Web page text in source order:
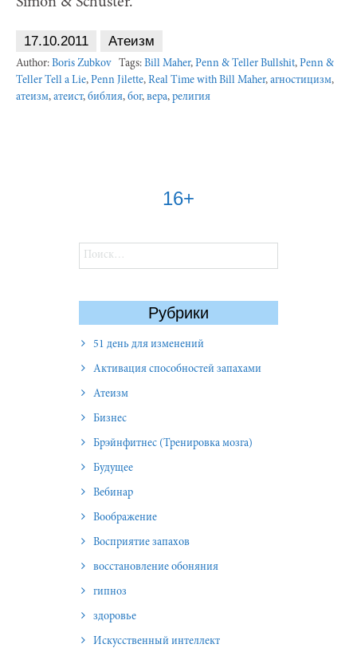
17.10.2011 Атеизм
Author: Boris Zubkov Tags: Bill Maher, Penn & Teller Bullshit, Penn &
Teller Tell a Lie, Penn Jilette, Real Time with Bill Maher, агностицизм,
атеизм, атеист, библия, бог, вера, религия
16+
Найти:
Рубрики
51 день для изменений
Активация способностей запахами
Атеизм
Бизнес
Брэйнфитнес (Тренировка мозга)
Будущее
Вебинар
Воображение
Восприятие запахов
восстановление обоняния
гипноз
здоровье
Искусственный интеллект